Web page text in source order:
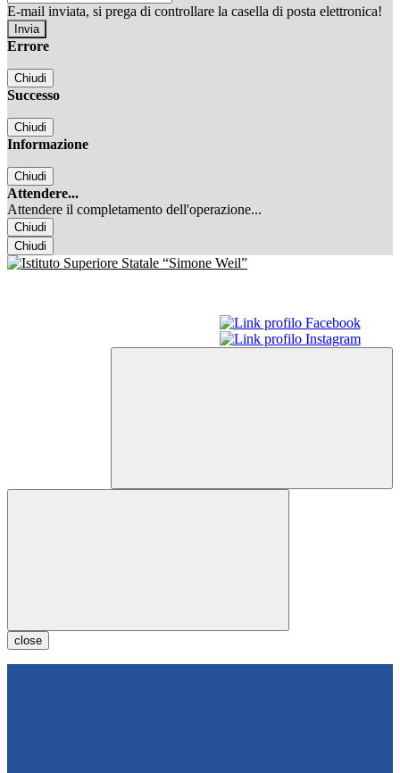
E-mail inviata, si prega di controllare la casella di posta elettronica!
Errore
Chiudi
Successo
Chiudi
Informazione
Chiudi
Attendere...
Attendere il completamento dell'operazione...
Chiudi
Chiudi
close